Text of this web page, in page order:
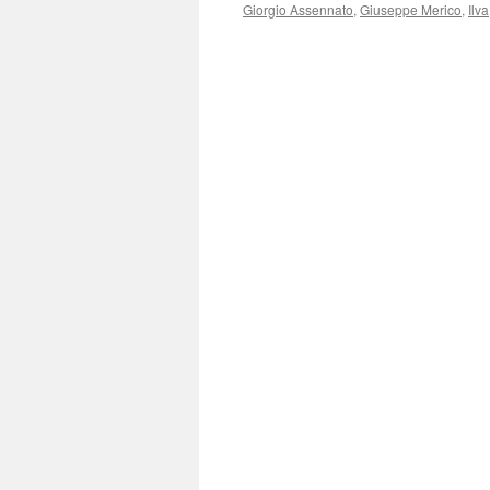
Giorgio Assennato, Giuseppe Merico, Ilva